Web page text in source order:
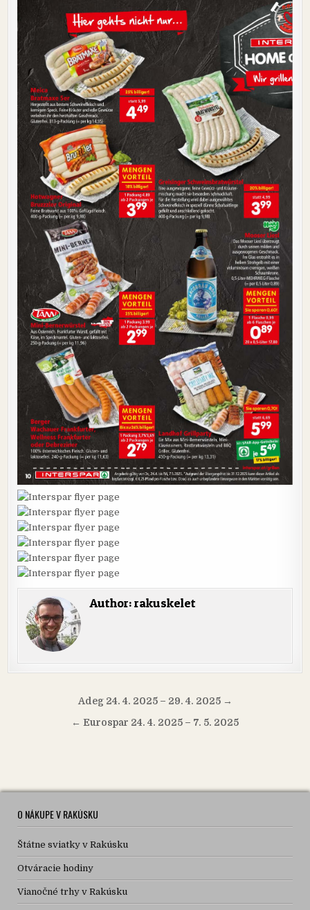
Author:rakuskelet
NavigáciaAdeg 24. 4. 2025 – 29. 4. 2025 →
← Eurospar 24. 4. 2025 – 7. 5. 2025
O NÁKUPE V RAKÚSKU
Štátne sviatky v Rakúsku
Otváracie hodiny
Vianočné trhy v Rakúsku